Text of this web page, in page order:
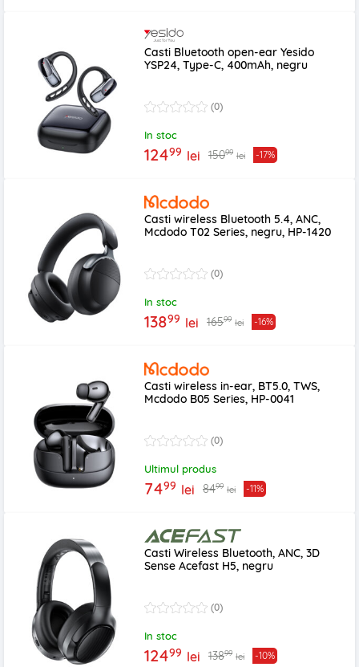
Casti Bluetooth open-ear Yesido
YSP24, Type-C, 400mAh, negru
(0)
In stoc
12499 lei 15099 lei -17%
Casti wireless Bluetooth 5.4, ANC,
Mcdodo T02 Series, negru, HP-1420
(0)
In stoc
13899 lei 16599 lei -16%
Casti wireless in-ear, BT5.0, TWS,
Mcdodo B05 Series, HP-0041
(0)
Ultimul produs
7499 lei 8499 lei -11%
Casti Wireless Bluetooth, ANC, 3D
Sense Acefast H5, negru
(0)
In stoc
12499 lei 13899 lei -10%